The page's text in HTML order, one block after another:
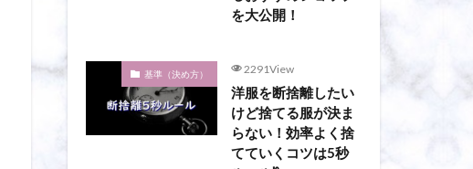
を大公開！
基準（決め方） 2291View
洋服を断捨離したい
けど捨てる服が決ま
らない！効率よく捨
てていくコツは5秒